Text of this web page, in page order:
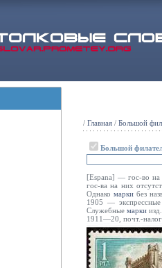
/ Главная / Большой
Большой
[Espana] — гос-во на
гос-ва на них
Однако маркибез
1905 —
Служебныемарки
1911—20, почт.-